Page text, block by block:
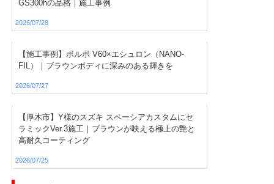
GS300hの品格｜施工事例
2026/07/28
【施工事例】ボルボ V60×エシュロン（NANO-
FIL）｜ブラウンボディに深みのある輝きを
2026/07/27
【厚木市】Y様のスズキ スペーシアカスタムにセ
ラミックVer.3施工｜ブラウンが映える極上の艶と
高耐久コーティング
2026/07/25